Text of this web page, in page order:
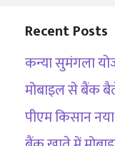
Recent Posts
कन्या सुमंगला
मोबाइल से बैंक
पीएम किसान